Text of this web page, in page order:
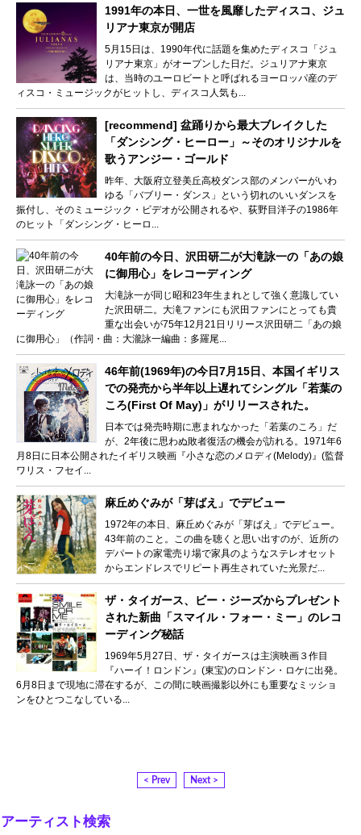
1991年の本日、一世を風靡したディスコ、ジュ
リアナ東京が開店
5月15日は、1990年代に話題を集めたディスコ「ジュ
リアナ東京」がオープンした日だ。ジュリアナ東京
は、当時のユーロビートと呼ばれるヨーロッパ産のデ
ィスコ・ミュージックがヒットし、ディスコ人気も...
[recommend] 盆踊りから最大ブレイクした
「ダンシング・ヒーロー」～そのオリジナルを
歌うアンジー・ゴールド
昨年、大阪府立登美丘高校ダンス部のメンバーがいわ
ゆる「バブリー・ダンス」という切れのいいダンスを
振付し、そのミュージック・ビデオが公開されるや、荻野目洋子の1986年
のヒット「ダンシング・ヒーロ...
40年前の今日、沢田研二が大滝詠一の「あの娘
に御用心」をレコーディング
大滝詠一が同じ昭和23年生まれとして強く意識してい
た沢田研二。大滝ファンにも沢田ファンにとっても貴
重な出会いが75年12月21日リリース沢田研二「あの娘
に御用心」（作詞・曲：大瀧詠一編曲：多羅尾...
46年前(1969年)の今日7月15日、本国イギリス
での発売から半年以上遅れてシングル「若葉の
ころ(First Of May)」がリリースされた。
日本では発売時期に恵まれなかった「若葉のころ」だ
が、2年後に思わぬ敗者復活の機会が訪れる。1971年6
月8日に日本公開されたイギリス映画『小さな恋のメロディ(Melody)』(監督
ワリス・フセイ...
麻丘めぐみが「芽ばえ」でデビュー
1972年の本日、麻丘めぐみが「芽ばえ」でデビュー。
43年前のこと。この曲を聴くと思い出すのが、近所の
デパートの家電売り場で家具のようなステレオセット
からエンドレスでリピート再生されていた光景だ...
ザ・タイガース、ビー・ジーズからプレゼント
された新曲「スマイル・フォー・ミー」のレコ
ーディング秘話
1969年5月27日、ザ・タイガースは主演映画３作目
『ハーイ！ロンドン』(東宝)のロンドン・ロケに出発。
6月8日まで現地に滞在するが、この間に映画撮影以外にも重要なミッショ
ンをひとつこなしている...
< Prev Next >
アーティスト検索